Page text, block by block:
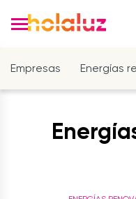
Empresas Energías